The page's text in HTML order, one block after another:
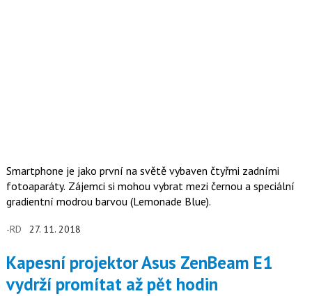
Smartphone je jako první na světě vybaven čtyřmi zadními
fotoaparáty. Zájemci si mohou vybrat mezi černou a speciální
gradientní modrou barvou (Lemonade Blue).
-RD 27. 11. 2018
Kapesní projektor Asus ZenBeam E1
vydrží promítat až pět hodin